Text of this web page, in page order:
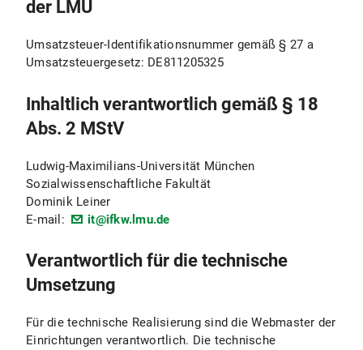
der LMU
Umsatzsteuer-Identifikationsnummer gemäß § 27 a
Umsatzsteuergesetz: DE811205325
Inhaltlich verantwortlich gemäß § 18
Abs. 2 MStV
Ludwig-Maximilians-Universität München
Sozialwissenschaftliche Fakultät
Dominik Leiner
E-mail:
it@ifkw.lmu.de
Verantwortlich für die technische
Umsetzung
Für die technische Realisierung sind die Webmaster der
Einrichtungen verantwortlich. Die technische